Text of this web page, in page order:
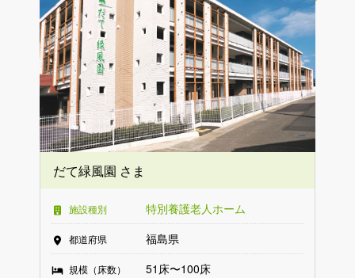
だて緑風園 さま
施設種別 特別養護老人ホーム
都道府県 福島県
規模（床数） 51床〜100床